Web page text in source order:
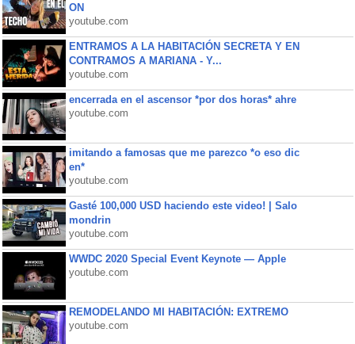
ON
youtube.com
ENTRAMOS A LA HABITACIÓN SECRETA Y EN
CONTRAMOS A MARIANA - Y...
youtube.com
encerrada en el ascensor *por dos horas* ahre
youtube.com
imitando a famosas que me parezco *o eso dic
en*
youtube.com
Gasté 100,000 USD haciendo este video! | Salo
mondrin
youtube.com
WWDC 2020 Special Event Keynote — Apple
youtube.com
REMODELANDO MI HABITACIÓN: EXTREMO
youtube.com